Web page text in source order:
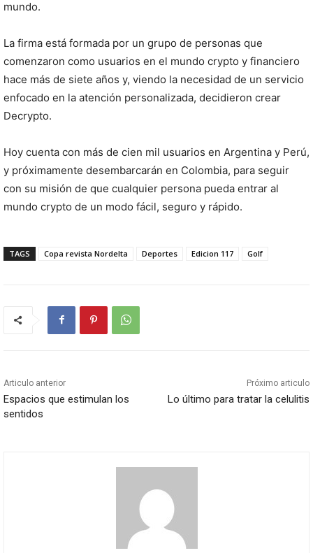
mundo.
La firma está formada por un grupo de personas que
comenzaron como usuarios en el mundo crypto y financiero
hace más de siete años y, viendo la necesidad de un servicio
enfocado en la atención personalizada, decidieron crear
Decrypto.
Hoy cuenta con más de cien mil usuarios en Argentina y Perú,
y próximamente desembarcarán en Colombia, para seguir
con su misión de que cualquier persona pueda entrar al
mundo crypto de un modo fácil, seguro y rápido.
TAGS Copa revista Nordelta Deportes Edicion 117 Golf
Articulo anterior
Espacios que estimulan los
sentidos
Próximo articulo
Lo último para tratar la celulitis